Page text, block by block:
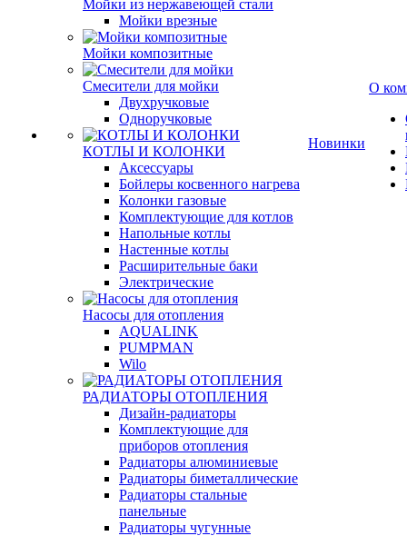
Мойки из нержавеющей стали
Мойки врезные
Мойки композитные
Смесители для мойки
Двухручковые
Одноручковые
КОТЛЫ И КОЛОНКИ
Аксессуары
Бойлеры косвенного нагрева
Колонки газовые
Комплектующие для котлов
Напольные котлы
Настенные котлы
Расширительные баки
Электрические
Насосы для отопления
AQUALINK
PUMPMAN
Wilo
РАДИАТОРЫ ОТОПЛЕНИЯ
Дизайн-радиаторы
Комплектующие для
приборов отопления
Радиаторы алюминиевые
Радиаторы биметаллические
Радиаторы стальные
панельные
Радиаторы чугунные
Новинки
О